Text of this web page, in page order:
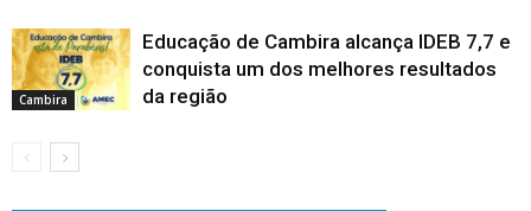
Cambira
Educação de Cambira alcança IDEB 7,7 e
conquista um dos melhores resultados
da região